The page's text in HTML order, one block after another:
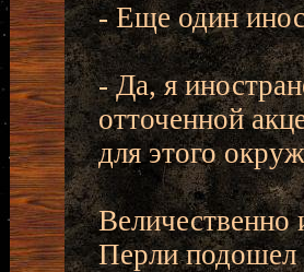
- Еще один
- Да, я
отточенной
для этого
Величественно
Перли подошел